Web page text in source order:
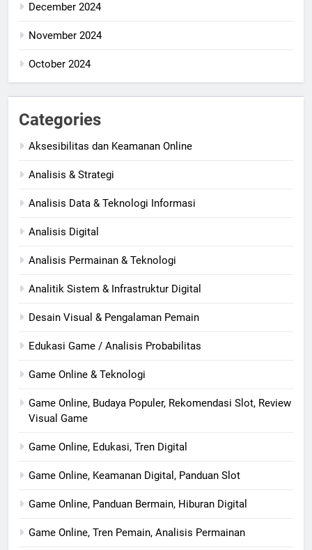
December 2024
November 2024
October 2024
Categories
Aksesibilitas dan Keamanan Online
Analisis & Strategi
Analisis Data & Teknologi Informasi
Analisis Digital
Analisis Permainan & Teknologi
Analitik Sistem & Infrastruktur Digital
Desain Visual & Pengalaman Pemain
Edukasi Game / Analisis Probabilitas
Game Online & Teknologi
Game Online, Budaya Populer, Rekomendasi Slot, Review
Visual Game
Game Online, Edukasi, Tren Digital
Game Online, Keamanan Digital, Panduan Slot
Game Online, Panduan Bermain, Hiburan Digital
Game Online, Tren Pemain, Analisis Permainan